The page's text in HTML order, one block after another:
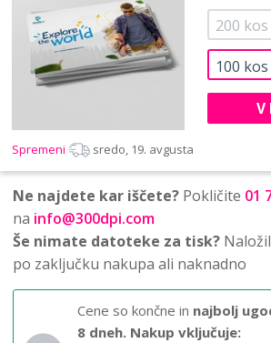
100 kos
200 kos
V
Spremeni sredo, 19. avgusta
Ne najdete kar iščete? Pokličite 01
na info@300dpi.com
Še nimate datoteke za tisk?
po zaključku nakupa ali naknadno
Cene so končne in najbolj
8 dneh. Nakup vključuje: